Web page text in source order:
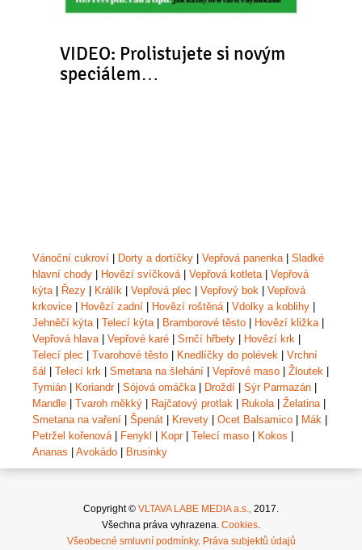
VIDEO: Prolistujete si novým
speciálem…
Vánoční cukroví Dorty a dortíčky Vepřová panenka| Sladké
hlavní chody
Hovězí svíčková| Vepřová kotleta| Vepřová
kýta| Řezy Králík Vepřová plec Vepřový bok
Vepřová
krkovice
Hovězí zadní Hovězí roštěná| Vdolky a koblihy
Jehněčí kýta| Telecí kýta| Bramborové těsto Hovězí kližka|
Vepřová hlava| Vepřové karé Srnčí hřbety Hovězí krk
Telecí plec
Tvarohové těsto Knedlíčky do polévek
Vrchní
šál
Telecí krk Smetana na šlehání Vepřové maso Žloutek
Tymián
Koriandr| Sójová omáčka| Droždí Sýr Parmazán
Mandle
Tvaroh měkký Rajčatový protlak Rukola| Želatina|
Smetana na vaření
Špenát Krevety Ocet Balsamico Mák
Petržel kořenová| Fenykl Kopr| Telecí maso Kokos
Ananas
Avokádo Brusinky
Copyright © VLTAVA LABE MEDIA a.s., 2017.
Všechna práva vyhrazena. Cookies.
Všeobecné smluvní podmínky. Práva subjektů údajů